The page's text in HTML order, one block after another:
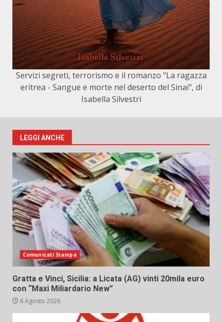
Servizi segreti, terrorismo e il romanzo "La ragazza
eritrea - Sangue e morte nel deserto del Sinai", di
Isabella Silvestri
LEGGI ANCHE
Comunicati Stampa
Gratta e Vinci, Sicilia: a Licata (AG) vinti 20mila euro
con “Maxi Miliardario New”
6 Agosto 2026